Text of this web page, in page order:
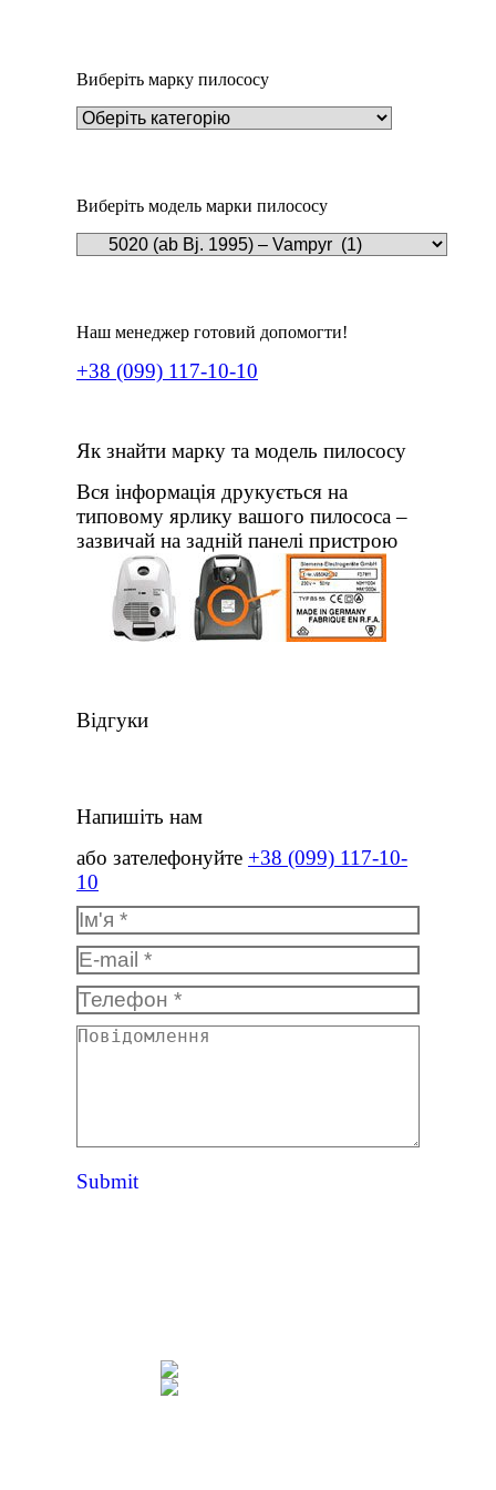
Виберіть марку пилососу
Виберіть модель марки пилососу
Наш менеджер готовий допомогти!
+38 (099) 117-10-10
Як знайти марку та модель пилососу
Вся інформація друкується на
типовому ярлику вашого пилососа –
зазвичай на задній панелі пристрою
Відгуки
Напишіть нам
або зателефонуйте +38 (099) 117-10-
10
Ім'я *
E-mail *
Телефон *
Повідомлення
Submit